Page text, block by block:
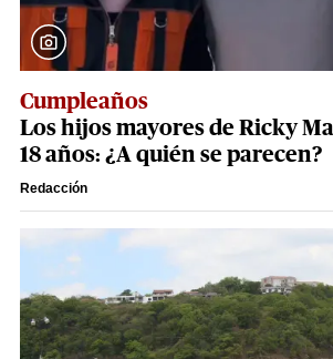
Cumpleaños
Los hijos mayores de Ricky
18 años: ¿A quién se parecen?
Redacción